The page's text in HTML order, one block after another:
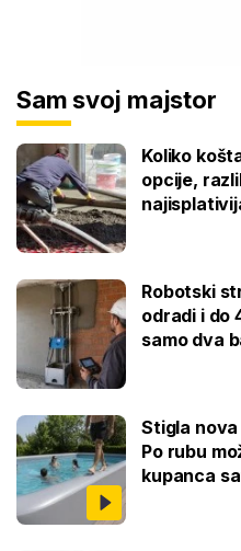
Sam svoj majstor
Koliko
opcije,
Robotski
odradi i do
samo dva
Stigla
Po rubu
kupanca